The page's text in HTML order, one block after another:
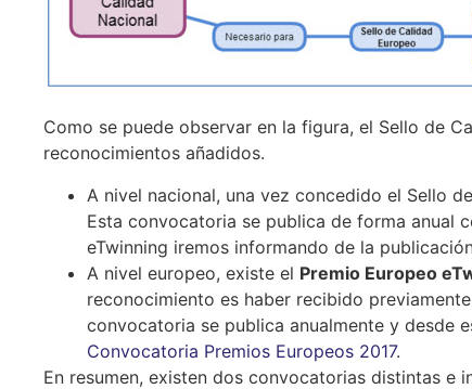
Como se puede observar en la figura, el Sello de
reconocimientos añadidos.
A nivel nacional, una vez concedido el Sello
Esta convocatoria se publica de forma anual
eTwinning iremos informando de la
A nivel europeo, existe el Premio Europeo
reconocimiento es haber recibido
convocatoria se publica anualmente y desde
Convocatoria Premios Europeos 2017.
En resumen, existen dos convocatorias distintas e